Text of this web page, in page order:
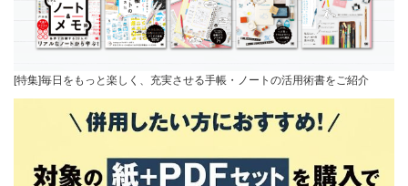
[特集]毎日をもっと楽しく、充実させる手帳・ノートの活用術書をご紹介